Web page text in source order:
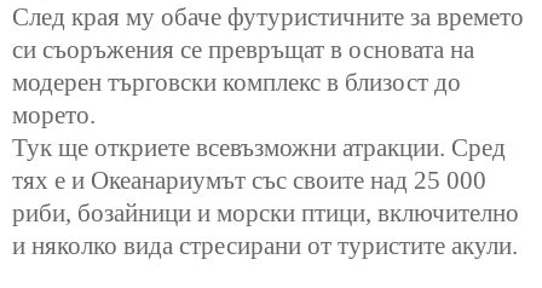
След края му обаче футуристичните за времето
си съоръжения се превръщат в основата на
модерен търговски комплекс в близост до
морето.
Тук ще откриете всевъзможни атракции. Сред
тях е и Океанариумът със своите над 25 000
риби, бозайници и морски птици, включително
и няколко вида стресирани от туристите акули.